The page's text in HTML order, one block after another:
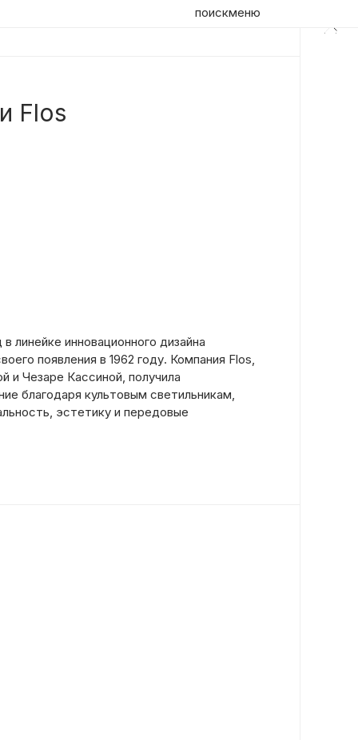
поискменю
Flos
линейке инновационного дизайна
появления в 1962 году. Компания Flos,
и Чезаре Кассиной, получила
благодаря культовым светильникам,
эстетику и передовые